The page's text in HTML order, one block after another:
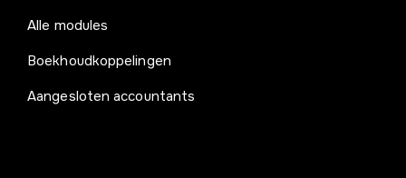
Alle modules
Boekhoudkoppelingen
Aangesloten accountants